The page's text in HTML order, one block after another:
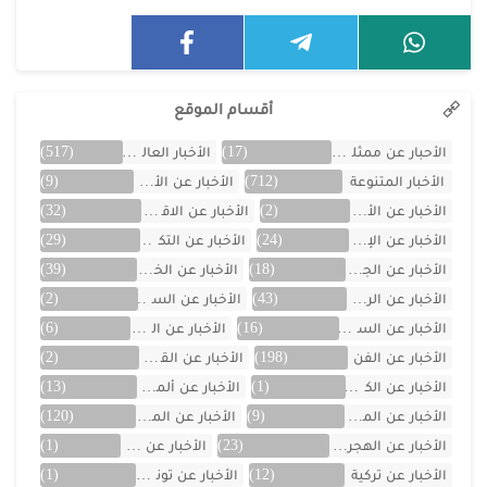
أقسام الموقع
الأحبار عن ممثلين الخليج (17) الأخبار العالمية
(517)
الأخبار المتنوعة
(712) الأخبار عن الأردن
(9)
الأخبار عن الأفلام
(2) الأخبار عن الاقتصاد
(32)
الأخبار عن الإمارات
(24) الأخبار عن التكنولوجيا
(29)
الأخبار عن الجزائر
(18) الأخبار عن الخليج
(39)
الأخبار عن الرياضة
(43) الأخبار عن السعودية
(2)
الأخبار عن السيارات
(16) الأخبار عن العراق
(6)
الأخبار عن الفن
(198) الأخبار عن القصص
(2)
الأخبار عن الكويت
(1) الأخبار عن ألمانيا
(13)
الأخبار عن المسلسلات
(9) الأخبار عن المشاهير
(120)
الأخبار عن الهجرة والسفر
(23) الأخبار عن اليمن
(1)
الأخبار عن تركية
(12) الأخبار عن تونس (1)